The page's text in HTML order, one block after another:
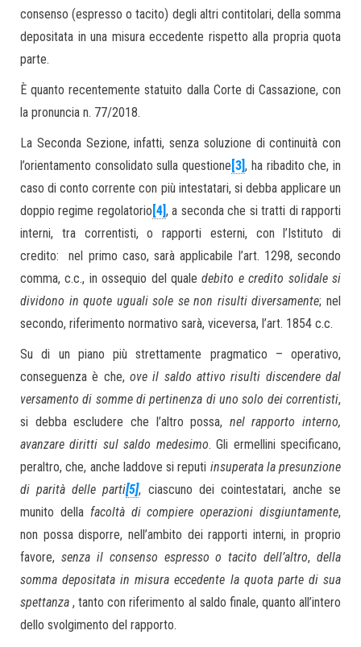
consenso (espresso o tacito) degli altri contitolari, della somma
depositata in una misura eccedente rispetto alla propria quota
parte.
È quanto recentemente statuito dalla Corte di Cassazione, con
la pronuncia n. 77/2018.
La Seconda Sezione, infatti, senza soluzione di continuità con
l’orientamento consolidato sulla questione [3], ha ribadito che, in
caso di conto corrente con più intestatari, si debba applicare un
doppio regime regolatorio [4], a seconda che si tratti di rapporti
interni, tra correntisti, o rapporti esterni, con l’Istituto di
credito: nel primo caso, sarà applicabile l’art. 1298, secondo
comma, c.c., in ossequio del qualedebito e credito solidale si
dividono in quote uguali sole se non risulti diversamente; nel
secondo, riferimento normativo sarà, viceversa, l’art. 1854 c.c.
Su di un piano più strettamente pragmatico – operativo,
conseguenza è che, ove il saldo attivo risulti discendere dal
versamento di somme di pertinenza di uno solo dei correntisti,
si debba escludere che l’altro possa, nel rapporto interno,
avanzare diritti sul saldo medesimo. Gli ermellini specificano,
peraltro, che, anche laddove si reputi insuperata la presunzione
di parità delle parti[5], ciascuno dei cointestatari, anche se
munito della facoltà di compiere operazioni disgiuntamente,
non possa disporre, nell’ambito dei rapporti interni, in proprio
favore, senza il consenso espresso o tacito dell’altro, della
somma depositata in misura eccedente la quota parte di sua
spettanza , tanto con riferimento al saldo finale, quanto all’intero
dello svolgimento del rapporto.